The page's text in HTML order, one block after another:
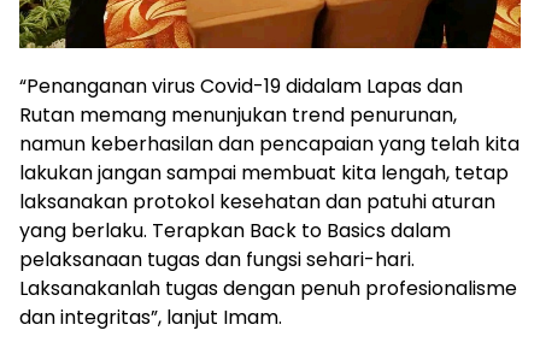
“Penanganan virus Covid-19 didalam Lapas dan
Rutan memang menunjukan trend penurunan,
namun keberhasilan dan pencapaian yang telah kita
lakukan jangan sampai membuat kita lengah, tetap
laksanakan protokol kesehatan dan patuhi aturan
yang berlaku. Terapkan Back to Basics dalam
pelaksanaan tugas dan fungsi sehari-hari.
Laksanakanlah tugas dengan penuh profesionalisme
dan integritas”, lanjut Imam.